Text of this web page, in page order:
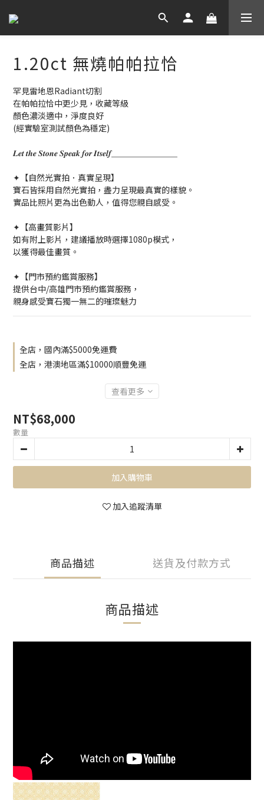
1.20ct 無燒帕帕拉恰
罕見雷地恩Radiant切割
在帕帕拉恰中更少見，收藏等級
顏色濃淡適中，淨度良好
(經實驗室測試顏色為穩定)
𝑳𝒆𝒕 𝒕𝒉𝒆 𝑺𝒕𝒐𝒏𝒆 𝑺𝒑𝒆𝒂𝒌 𝒇𝒐𝒓 𝑰𝒕𝒔𝒆𝒍𝒇＿＿＿＿＿＿＿＿
✦【自然光實拍．真實呈現】
寶石皆採用自然光實拍，盡力呈現最真實的樣貌。
實品比照片更為出色動人，值得您親自感受。
✦【高畫質影片】
如有附上影片，建議播放時選擇1080p模式，
以獲得最佳畫質。
✦【門市預約鑑賞服務】
提供台中/高雄門市預約鑑賞服務，
親身感受寶石獨一無二的璀璨魅力
全店，國內滿$5000免運費
全店，港澳地區滿$10000順豐免運
查看更多
NT$68,000
數量
加入購物車
加入追蹤清單
商品描述 送貨及付款方式
商品描述